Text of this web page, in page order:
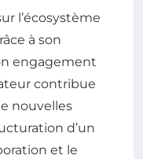
l’écosystème
à son
engagement
contribue
nouvelles
d’un
et le